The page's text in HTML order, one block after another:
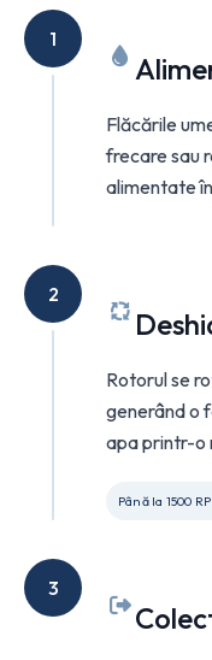
1
Flăcările
frecare sau
alimentate
2
Rotorul se
generând o
apa printr-o
Până la 1500
3